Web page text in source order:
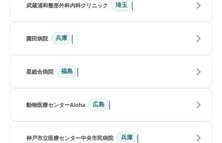
武蔵浦和整形外科内科クリニック 埼玉
園田病院 兵庫
星総合病院 福島
動物医療センターAloha 広島
神戸市立医療センター中央市民病院 兵庫